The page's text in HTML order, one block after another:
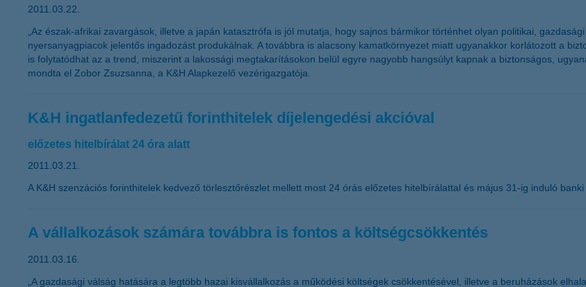
2011.03.22.
„Az észak-afrikai zavargások, illetve a japán katasztrófa is jól mutatja, hogy sajnos bármikor történhet olyan politikai,
nyersanyagpiacok jelentős ingadozást produkálnak. A továbbra is alacsony kamatkörnyezet miatt ugyanakkor korlátozott a
is folytatódhat az a trend, miszerint a lakossági megtakarításokon belül egyre nagyobb hangsúlyt kapnak a biztonságos,
mondta el Zobor Zsuzsanna, a K&H Alapkezelő vezérigazgatója.
K&H ingatlanfedezetű forinthitelek díjelengedési akcióval
előzetes hitelbírálat 24 óra alatt
2011.03.21.
A K&H szenzációs forinthitelek kedvező törlesztőrészlet mellett most 24 órás előzetes hitelbírálattal és május 31-ig induló
A vállalkozások számára továbbra is fontos a költségcsökkentés
2011.03.16.
„A gazdasági válság hatására a legtöbb hazai kisvállalkozás a működési költségek csökkentésével, illetve a beruházások